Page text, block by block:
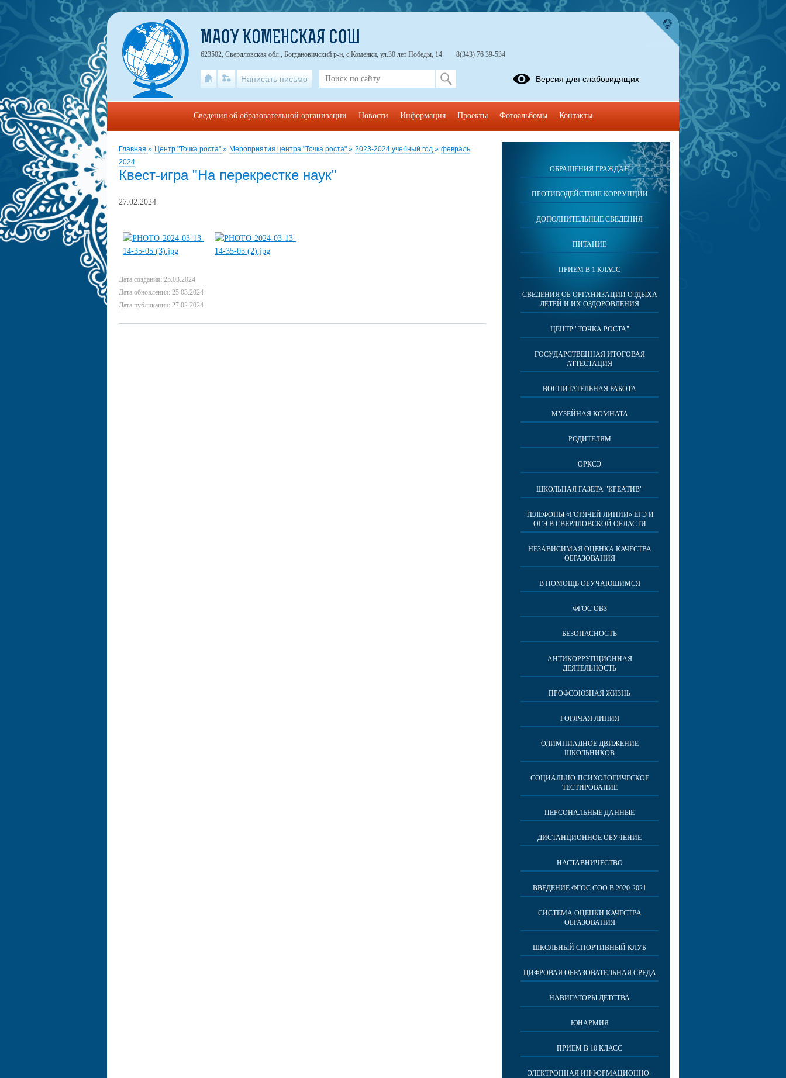
Главная » Центр "Точка роста" » Мероприятия центра "Точка роста" » 2023-2024 учебный год » февраль
2024
Квест-игра "На перекрестке наук"
27.02.2024
Дата создания: 25.03.2024
Дата обновления: 25.03.2024
Дата публикации: 27.02.2024
ОБРАЩЕНИЯ ГРАЖДАН
ПРОТИВОДЕЙСТВИЕ КОРРУПЦИИ
ДОПОЛНИТЕЛЬНЫЕ СВЕДЕНИЯ
ПИТАНИЕ
ПРИЕМ В 1 КЛАСС
СВЕДЕНИЯ ОБ ОРГАНИЗАЦИИ ОТДЫХА
ДЕТЕЙ И ИХ ОЗДОРОВЛЕНИЯ
ЦЕНТР "ТОЧКА РОСТА"
ГОСУДАРСТВЕННАЯ ИТОГОВАЯ
АТТЕСТАЦИЯ
ВОСПИТАТЕЛЬНАЯ РАБОТА
МУЗЕЙНАЯ КОМНАТА
РОДИТЕЛЯМ
ОРКСЭ
ШКОЛЬНАЯ ГАЗЕТА "КРЕАТИВ"
ТЕЛЕФОНЫ «ГОРЯЧЕЙ ЛИНИИ» ЕГЭ И
ОГЭ В СВЕРДЛОВСКОЙ ОБЛАСТИ
НЕЗАВИСИМАЯ ОЦЕНКА КАЧЕСТВА
ОБРАЗОВАНИЯ
В ПОМОЩЬ ОБУЧАЮЩИМСЯ
ФГОС ОВЗ
БЕЗОПАСНОСТЬ
АНТИКОРРУПЦИОННАЯ
ДЕЯТЕЛЬНОСТЬ
ПРОФСОЮЗНАЯ ЖИЗНЬ
ГОРЯЧАЯ ЛИНИЯ
ОЛИМПИАДНОЕ ДВИЖЕНИЕ
ШКОЛЬНИКОВ
СОЦИАЛЬНО-ПСИХОЛОГИЧЕСКОЕ
ТЕСТИРОВАНИЕ
ПЕРСОНАЛЬНЫЕ ДАННЫЕ
ДИСТАНЦИОННОЕ ОБУЧЕНИЕ
НАСТАВНИЧЕСТВО
ВВЕДЕНИЕ ФГОС СОО В 2020-2021
СИСТЕМА ОЦЕНКИ КАЧЕСТВА
ОБРАЗОВАНИЯ
ШКОЛЬНЫЙ СПОРТИВНЫЙ КЛУБ
ЦИФРОВАЯ ОБРАЗОВАТЕЛЬНАЯ СРЕДА
НАВИГАТОРЫ ДЕТСТВА
ЮНАРМИЯ
ПРИЕМ В 10 КЛАСС
ЭЛЕКТРОННАЯ ИНФОРМАЦИОННО-
МАОУ КОМЕНСКАЯ СОШ
623502, Свердловская обл., Богдановичский р-н, с.Коменки, ул.30 лет Победы, 14 8(343) 76 39-534
Написать письмо Версия для слабовидящих
Сведения об образовательной организации Новости Информация Проекты Фотоальбомы Контакты